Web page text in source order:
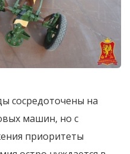
сосредоточены на
машин, но с
приоритеты